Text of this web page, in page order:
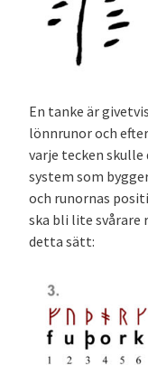
En tanke är
lönnrunor och
varje tecken skulle
system som
och runornas
ska bli lite svårare
detta sätt: